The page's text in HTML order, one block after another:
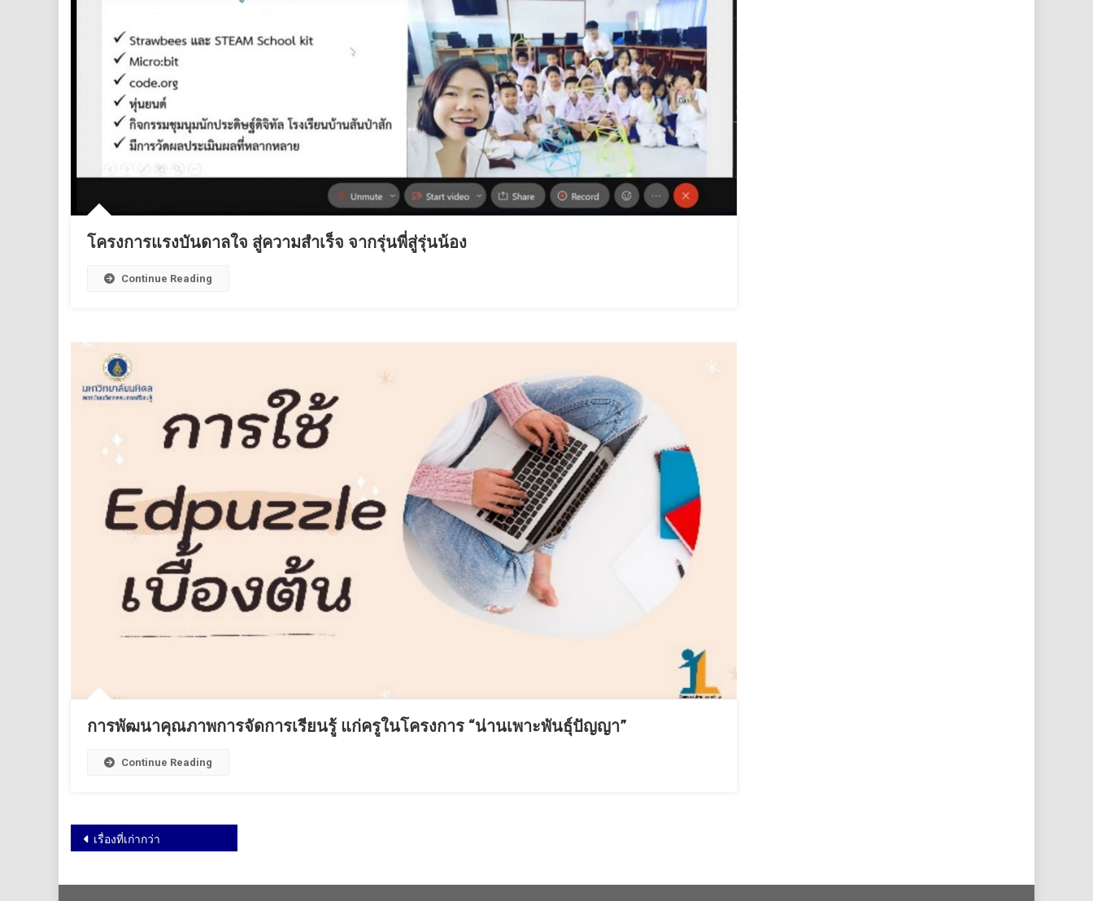
โครงการแรงบันดาลใจ สู่ความสำเร็จ จากรุ่นพี่สู่รุ่นน้อง
Continue Reading
การพัฒนาคุณภาพการจัดการเรียนรู้ แก่ครูในโครงการ “น่านเพาะพันธุ์ปัญญา”
Continue Reading
เรื่องที่เก่ากว่า